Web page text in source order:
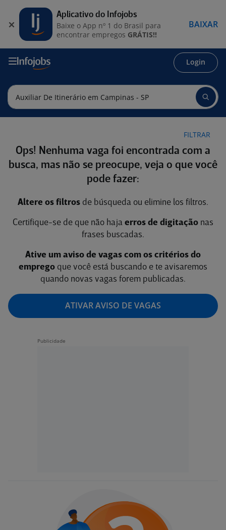
Login
FILTRAR
Ops! Nenhuma vaga foi encontrada com a
busca, mas não se preocupe, veja o que você
pode fazer:
Altere os filtros de búsqueda ou elimine los filtros.
Certifique-se de que não haja erros de digitação nas
frases buscadas.
Ative um aviso de vagas com os critérios do
emprego que você está buscando e te avisaremos
quando novas vagas forem publicadas.
ATIVAR AVISO DE VAGAS
Aplicativo do Infojobs
Baixe o App nº 1 do Brasil para
encontrar empregos GRÁTIS!!
BAIXAR